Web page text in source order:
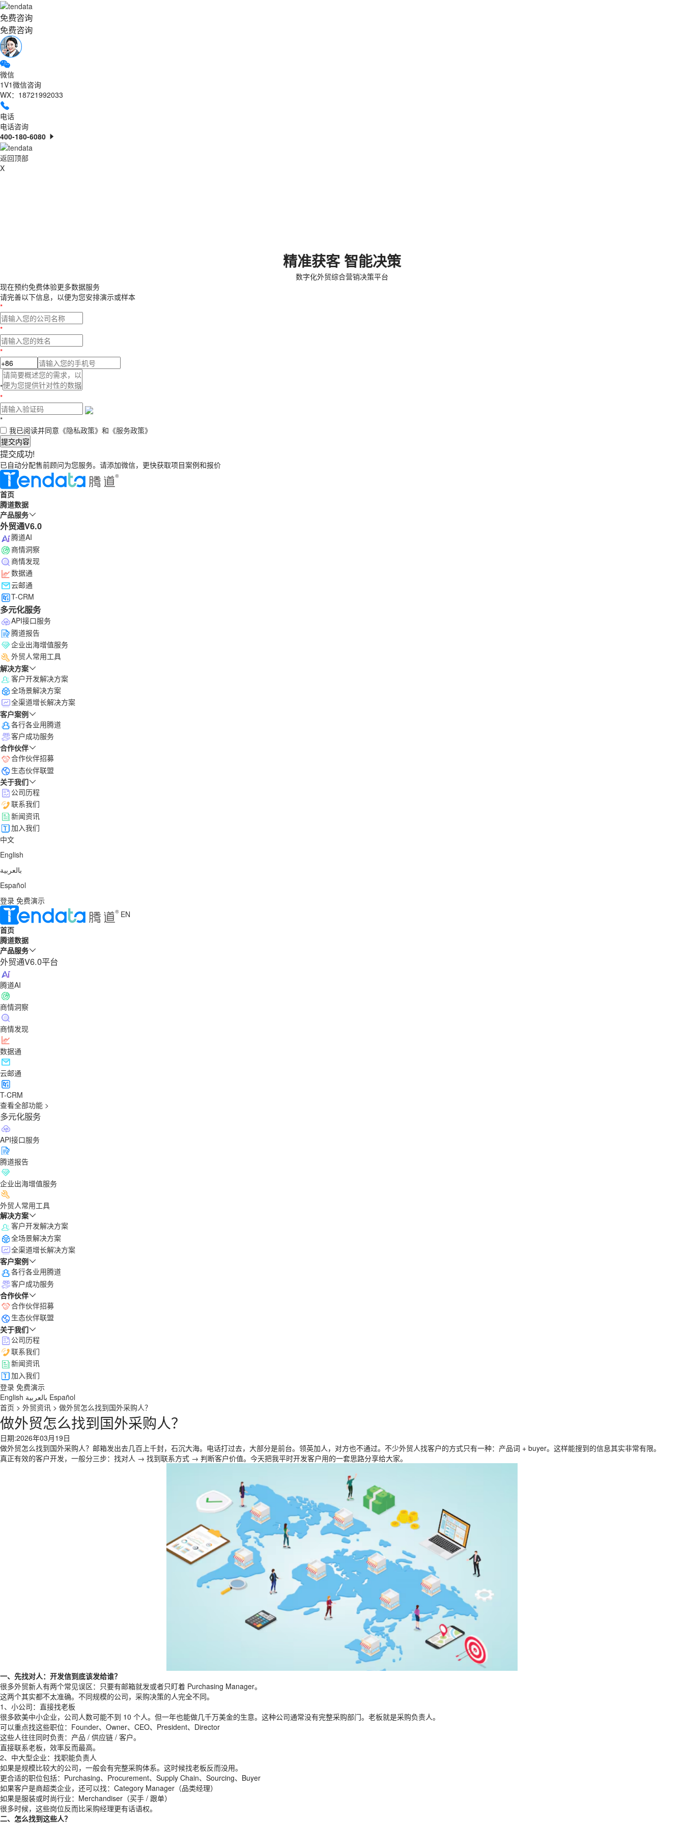
免费咨询
免费咨询
微信
1V1微信咨询
WX：18721992033
电话
电话咨询
400-180-6080
返回顶部
X
精准获客 智能决策
数字化外贸综合营销决策平台
现在预约免费体验更多数据服务
请完善以下信息，以便为您安排演示或样本
*
*
*
*
*
*
我已阅读并同意 《隐私政策》 和 《服务政策》
提交内容
提交成功!
已自动分配售前顾问为您服务。请添加微信，更快获取项目案例和报价
首页
腾道数据
产品服务
外贸通V6.0
腾道AI
商情洞察
商情发现
数据通
云邮通
T-CRM
多元化服务
API接口服务
腾道报告
企业出海增值服务
外贸人常用工具
解决方案
客户开发解决方案
全场景解决方案
全渠道增长解决方案
客户案例
各行各业用腾道
客户成功服务
合作伙伴
合作伙伴招募
生态伙伴联盟
关于我们
公司历程
联系我们
新闻资讯
加入我们
中文
English
بالعربية
Español
登录 免费演示
EN
首页
腾道数据
产品服务
外贸通V6.0平台
腾道AI
商情洞察
商情发现
数据通
云邮通
T-CRM
查看全部功能 >
多元化服务
API接口服务
腾道报告
企业出海增值服务
外贸人常用工具
解决方案
客户开发解决方案
全场景解决方案
全渠道增长解决方案
客户案例
各行各业用腾道
客户成功服务
合作伙伴
合作伙伴招募
生态伙伴联盟
关于我们
公司历程
联系我们
新闻资讯
加入我们
登录 免费演示
English بالعربية Español
首页 > 外贸资讯 > 做外贸怎么找到国外采购人？
做外贸怎么找到国外采购人？
日期:2026年03月19日
做外贸怎么找到国外采购人？邮箱发出去几百上千封，石沉大海。电话打过去，大部分是前台。领英加人，对方也不通过。不少外贸人找客户的方式只有一种：产品词 + buyer。这样能搜到的信息其实非常有限。
真正有效的客户开发，一般分三步：找对人 → 找到联系方式 → 判断客户价值。今天把我平时开发客户用的一套思路分享给大家。
一、先找对人：开发信到底该发给谁？
很多外贸新人有两个常见误区：只要有邮箱就发或者只盯着 Purchasing Manager。
这两个其实都不太准确。不同规模的公司，采购决策的人完全不同。
1、小公司：直接找老板
很多欧美中小企业，公司人数可能不到 10 个人。但一年也能做几千万美金的生意。这种公司通常没有完整采购部门。老板就是采购负责人。
可以重点找这些职位：Founder、Owner、CEO、President、Director
这些人往往同时负责：产品 / 供应链 / 客户。
直接联系老板，效率反而最高。
2、中大型企业：找职能负责人
如果是规模比较大的公司，一般会有完整采购体系。这时候找老板反而没用。
更合适的职位包括：Purchasing、Procurement、Supply Chain、Sourcing、Buyer
如果客户是商超类企业，还可以找：Category Manager（品类经理）
如果是服装或时尚行业：Merchandiser（买手 / 跟单）
很多时候，这些岗位反而比采购经理更有话语权。
二、怎么找到这些人？